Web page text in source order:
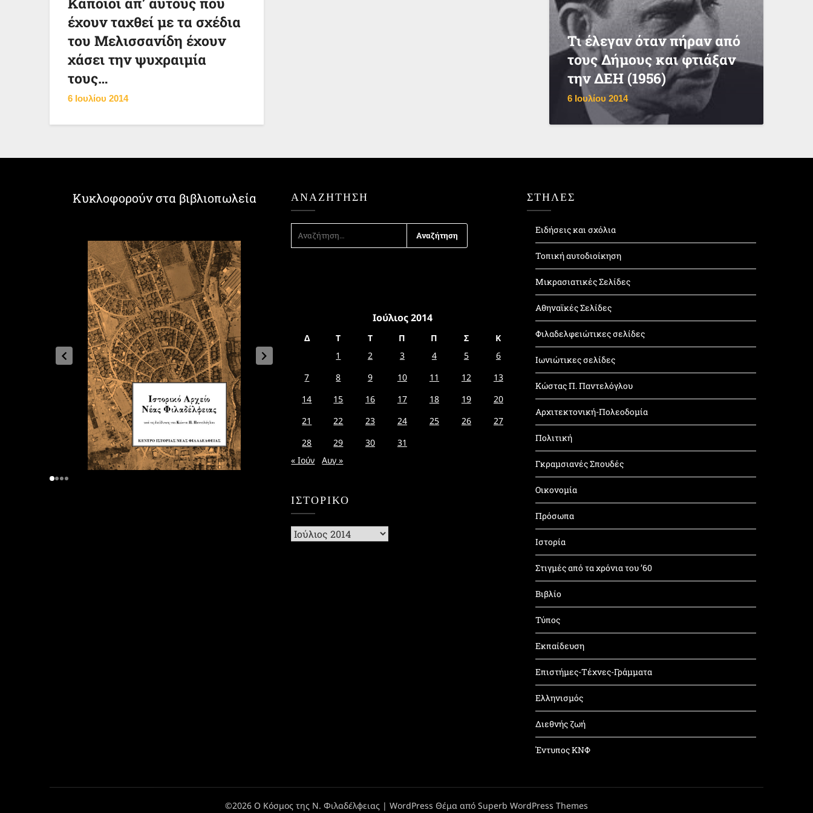
έχουν ταχθεί με τα σχέδια
του Μελισσανίδη έχουν
χάσει την ψυχραιμία
τους…
6 Ιουλίου 2014
Τι έλεγαν όταν πήραν από
τους Δήμους και φτιάξαν
την ΔΕΗ (1956)
6 Ιουλίου 2014
Κυκλοφορούν στα βιβλιοπωλεία ΑΝΑΖΉΤΗΣΗ
ΓΙΑ:
Ιούλιος 2014
Δ Τ Τ Π Π Σ
Κ
1
2 3 4 5
6
7
8 9 10 11 12
13
14
15 16 17 18 19
20
21
22 23 24 25 26
27
28
29 30
31
« Ιούν
Αυγ »
ΙΣΤΟΡΙΚΌ
Ιστορικό
ΣΤΗΛΕΣ
Ειδήσεις και σχόλια
Τοπική αυτοδιοίκηση
Μικρασιατικές Σελίδες
Αθηναϊκές Σελίδες
Φιλαδελφειώτικες σελίδες
Ιωνιώτικες σελίδες
Κώστας Π. Παντελόγλου
Αρχιτεκτονική-Πολεοδομία
Πολιτική
Γκραμσιανές Σπουδές
Οικονομία
Πρόσωπα
Ιστορία
Στιγμές από τα χρόνια του ’60
Βιβλίο
Τύπος
Εκπαίδευση
Επιστήμες-Τέχνες-Γράμματα
Ελληνισμός
Διεθνής ζωή
Έντυπος ΚΝΦ
©2026 Ο Κόσμος της Ν. Φιλαδέλφειας | WordPress Θέμα από Superb WordPress Themes